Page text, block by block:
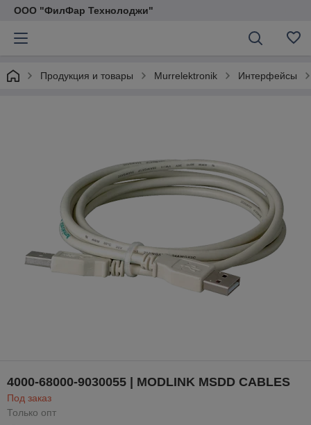
ООО "ФилФар Технолоджи"
Продукция и товары Murrelektronik Интерфейсы
4000-68000-9030055 | MODLINK MSDD CABLES
Под заказ
Только опт